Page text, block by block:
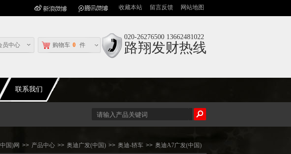
网站地图
留言反馈
收藏本站
020-26276500 13662481022
路翔发财热线
购物车 0 件
员中心
联系我们
国)网 >> 产品中心 >> 奥迪广发(中国) >> 奥迪-轿车 >> 奥迪A7广发(中国)